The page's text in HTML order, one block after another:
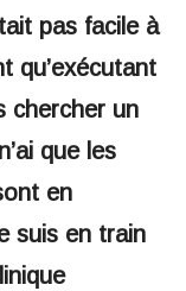
pas facile à
qu’exécutant
chercher un
que les
en
suis en train